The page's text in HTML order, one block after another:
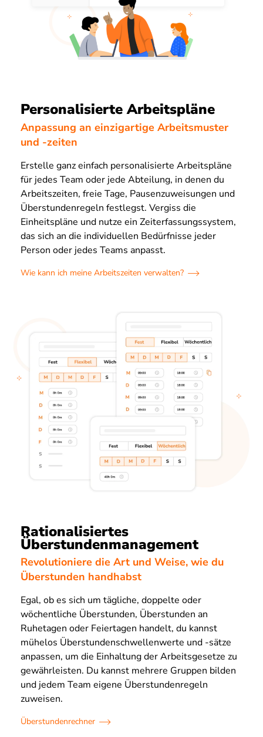
Personalisierte Arbeitspläne
Anpassung an einzigartige Arbeitsmuster
und -zeiten
Erstelle ganz einfach personalisierte Arbeitspläne
für jedes Team oder jede Abteilung, in denen du
Arbeitszeiten, freie Tage, Pausenzuweisungen und
Überstundenregeln festlegst. Vergiss die
Einheitspläne und nutze ein Zeiterfassungssystem,
das sich an die individuellen Bedürfnisse jeder
Person oder jedes Teams anpasst.
Wie kann ich meine Arbeitszeiten verwalten?
Rationalisiertes
Überstundenmanagement
Revolutioniere die Art und Weise, wie du
Überstunden handhabst
Egal, ob es sich um tägliche, doppelte oder
wöchentliche Überstunden, Überstunden an
Ruhetagen oder Feiertagen handelt, du kannst
mühelos Überstundenschwellenwerte und -sätze
anpassen, um die Einhaltung der Arbeitsgesetze zu
gewährleisten. Du kannst mehrere Gruppen bilden
und jedem Team eigene Überstundenregeln
zuweisen.
Überstundenrechner